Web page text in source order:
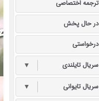
ترجمه اختصاصی
در حال پخش
درخواستی
سریال تایلندی ▼
سریال تایوانی ▼